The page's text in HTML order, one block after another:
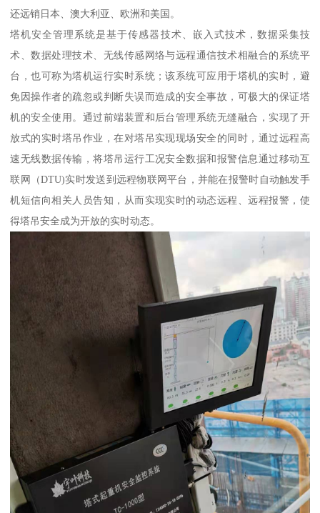
还远销日本、澳大利亚、欧洲和美国。
塔机安全管理系统是基于传感器技术、嵌入式技术，数据采集技
术、数据处理技术、无线传感网络与远程通信技术相融合的系统平
台，也可称为塔机运行实时系统；该系统可应用于塔机的实时，避
免因操作者的疏忽或判断失误而造成的安全事故，可极大的保证塔
机的安全使用。通过前端装置和后台管理系统无缝融合，实现了开
放式的实时塔吊作业，在对塔吊实现现场安全的同时，通过远程高
速无线数据传输，将塔吊运行工况安全数据和报警信息通过移动互
联网（DTU)实时发送到远程物联网平台，并能在报警时自动触发手
机短信向相关人员告知，从而实现实时的动态远程、远程报警，使
得塔吊安全成为开放的实时动态。